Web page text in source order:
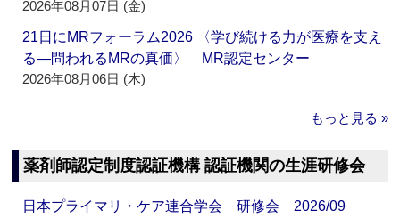
2026年08月07日 (金)
21日にMRフォーラム2026 〈学び続ける力が医療を支え
る―問われるMRの真価〉 MR認定センター
2026年08月06日 (木)
もっと見る »
薬剤師認定制度認証機構 認証機関の生涯研修会
日本プライマリ・ケア連合学会 研修会 2026/09